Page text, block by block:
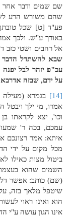
שם שמים ודבר אחר
שהם משורש הרע
פע"ד [ט] שכל
באורך ע"ש. ולכך
אל רהבים ושטי כזב
שבא להשתדל הדבר
עכ"פ יזהר לבל
על ידם, שבזה
[14]
בגמרא (מעילה
אמרו, מי ילך ויבטל
וכו', יצא לקראתו
עמכם, בכה ר'
איתא: אמר רצונכם
מכל מקום על ידי
ביטול מצות כאילו
השמים שהוא בעצמו
(שם) כותב: אפשר
שיטפל מלאך בזה,
הוא ואינו ראוי
אינו הגון עושה ע"י